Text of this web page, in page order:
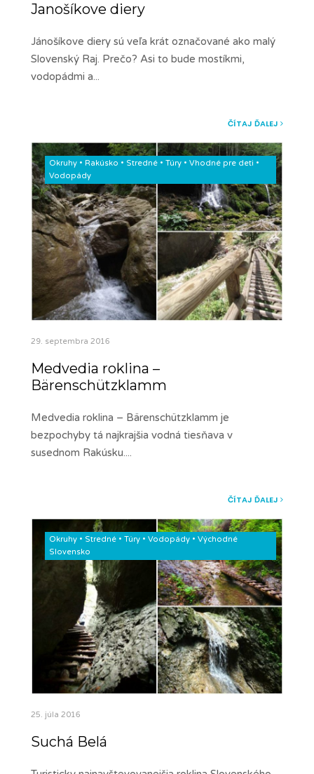
Janošíkove diery
Jánošíkove diery sú veľa krát označované ako malý
Slovenský Raj. Prečo? Asi to bude mostíkmi,
vodopádmi a...
ČÍTAJ ĎALEJ
Okruhy • Rakúsko • Stredné • Túry • Vhodné pre deti •
Vodopády
29. septembra 2016
Medvedia roklina –
Bärenschützklamm
Medvedia roklina – Bärenschützklamm je
bezpochyby tá najkrajšia vodná tiesňava v
susednom Rakúsku....
ČÍTAJ ĎALEJ
Okruhy • Stredné • Túry • Vodopády • Východné
Slovensko
25. júla 2016
Suchá Belá